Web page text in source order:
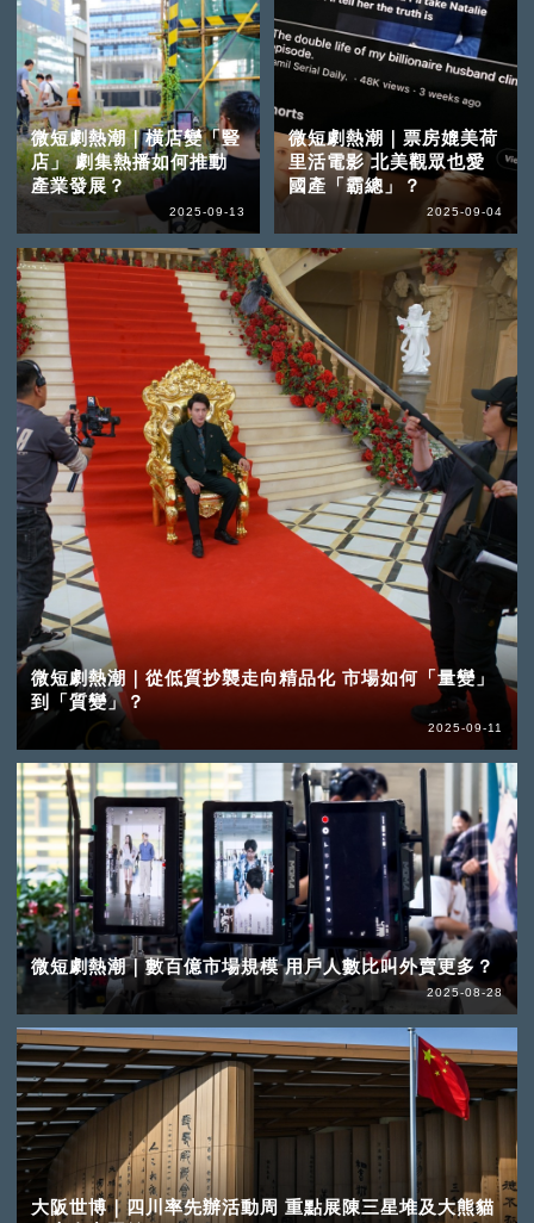
微短劇熱潮｜橫店變「豎
店」 劇集熱播如何推動
產業發展？
2025-09-13
微短劇熱潮｜從低質抄襲走向精品化 市場如何「量變」
到「質變」？
2025-09-11
微短劇熱潮｜票房媲美荷
里活電影 北美觀眾也愛
國產「霸總」？
2025-09-04
微短劇熱潮｜數百億市場規模 用戶人數比叫外賣更多？
2025-08-28
大阪世博｜四川率先辦活動周 重點展陳三星堆及大熊貓